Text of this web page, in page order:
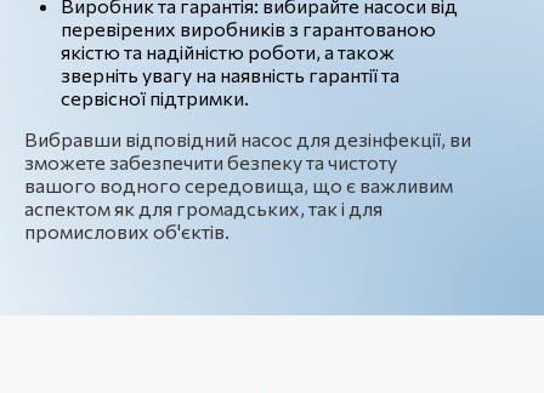
Виробник та гарантія: вибирайте насоси від
перевірених виробників з гарантованою
якістю та надійністю роботи, а також
зверніть увагу на наявність гарантії та
сервісної підтримки.
Вибравши відповідний насос для дезінфекції, ви
зможете забезпечити безпеку та чистоту
вашого водного середовища, що є важливим
аспектом як для громадських, так і для
промислових об'єктів.